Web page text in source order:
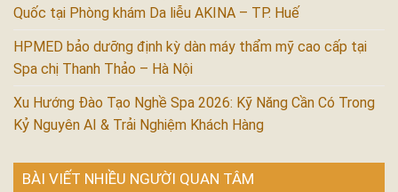
Quốc tại Phòng khám Da liễu AKINA – TP. Huế
HPMED bảo dưỡng định kỳ dàn máy thẩm mỹ cao cấp tại
Spa chị Thanh Thảo – Hà Nội
Xu Hướng Đào Tạo Nghề Spa 2026: Kỹ Năng Cần Có Trong
Kỷ Nguyên AI & Trải Nghiệm Khách Hàng
BÀI VIẾT NHIỀU NGƯỜI QUAN TÂM